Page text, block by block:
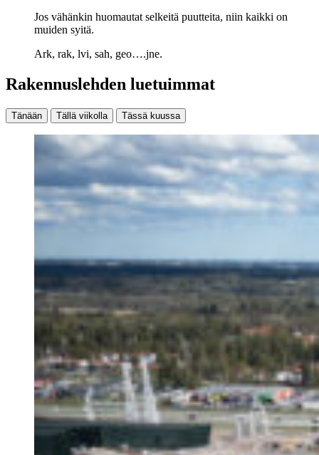
Jos vähänkin huomautat selkeitä puutteita, niin kaikki on
muiden syitä.
Ark, rak, lvi, sah, geo….jne.
Rakennuslehden luetuimmat
Tänään Tällä viikolla Tässä kuussa